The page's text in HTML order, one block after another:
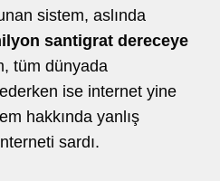
sistem, aslında
santigrat dereceye
tüm dünyada
ise internet yine
hakkında yanlış
sardı.